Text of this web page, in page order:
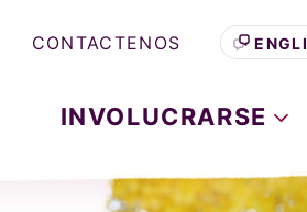
INVOLUCRARSE
CONTACTENOS